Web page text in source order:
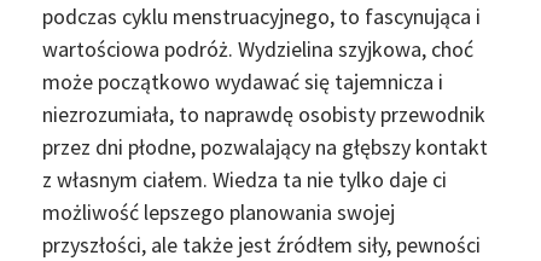
podczas cyklu menstruacyjnego, to fascynująca i
wartościowa podróż. Wydzielina szyjkowa, choć
może początkowo wydawać się tajemnicza i
niezrozumiała, to naprawdę osobisty przewodnik
przez dni płodne, pozwalający na głębszy kontakt
z własnym ciałem. Wiedza ta nie tylko daje ci
możliwość lepszego planowania swojej
przyszłości, ale także jest źródłem siły, pewności